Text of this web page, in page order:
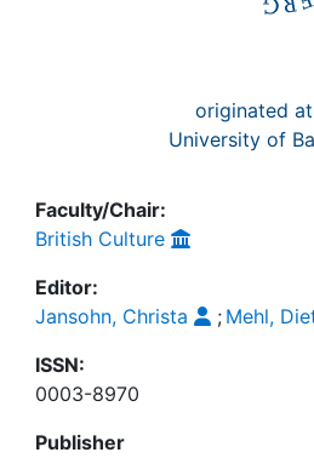
originated
University of
Faculty/Chair:
British Culture
Editor:
Jansohn, Christa
; Mehl,
ISSN:
0003-8970
Publisher